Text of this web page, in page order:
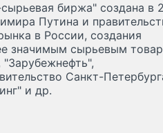
биржа" создана в
Путина и
в России, создания
значимым сырьевым
Санкт-
и др.